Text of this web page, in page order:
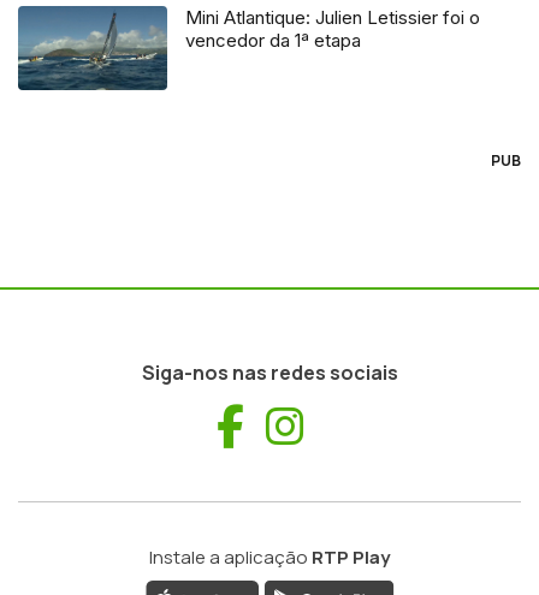
Mini Atlantique: Julien Letissier foi o
vencedor da 1ª etapa
PUB
Siga-nos nas redes sociais
Facebook
Instale a aplicação RTP Play